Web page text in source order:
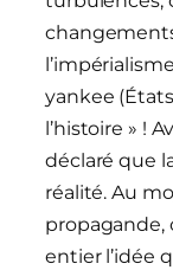
yankee
l’histoire » !
déclaré que
réalité. Au
propagande,
entier l’idée